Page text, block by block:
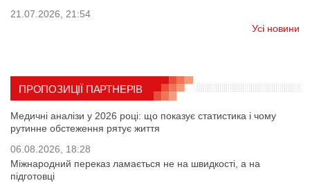
21.07.2026, 21:54
Усі новини
ПРОПОЗИЦІЇ ПАРТНЕРІВ
Медичні аналізи у 2026 році: що показує статистика і чому
рутинне обстеження рятує життя
06.08.2026, 18:28
Міжнародний переказ ламається не на швидкості, а на
підготовці